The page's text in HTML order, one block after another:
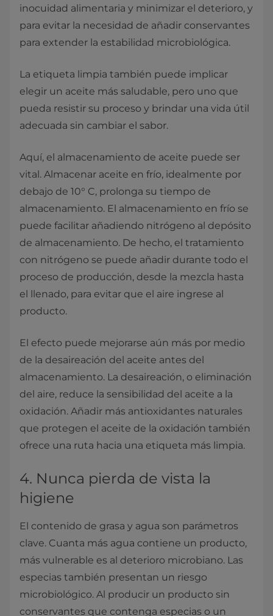
inocuidad alimentaria y minimizar el deterioro, y
para evitar la necesidad de añadir conservantes
para extender la estabilidad microbiológica.
La etiqueta limpia también puede implicar
elegir un aceite más saludable, pero uno que
pueda resistir su proceso y brindar una vida útil
adecuada sin cambiar el sabor.
Aquí, el almacenamiento de aceite puede ser
vital. Almacenar aceite en frío, idealmente por
debajo de 10° C, prolonga su tiempo de
almacenamiento. El almacenamiento en frío se
puede facilitar añadiendo nitrógeno al depósito
de almacenamiento. De hecho, el tratamiento
con nitrógeno se puede añadir durante todo el
proceso de producción, desde la mezcla hasta
el llenado, para evitar que el aire ingrese al
producto.
El efecto puede mejorarse aún más por medio
de la desaireación del aceite antes del
almacenamiento. La desaireación, o eliminación
del aire, reduce la sensibilidad del aceite a la
oxidación. Añadir más antioxidantes naturales
que protegen el aceite de la oxidación también
ofrece una ruta hacia una etiqueta más limpia.
4. Nunca pierda de vista la
higiene
El contenido de grasa y agua son parámetros
clave. Cuanta más agua contiene un producto,
más vulnerable es al deterioro microbiano. Las
especias también presentan un riesgo
microbiológico. Al producir un producto sin
conservantes que contenga especias o un